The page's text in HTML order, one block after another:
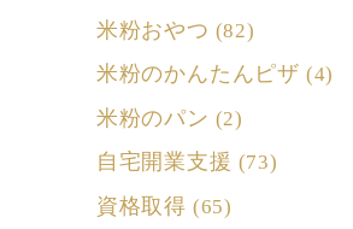
米粉おやつ (82)
米粉のかんたんピザ (4)
米粉のパン (2)
自宅開業支援 (73)
資格取得 (65)